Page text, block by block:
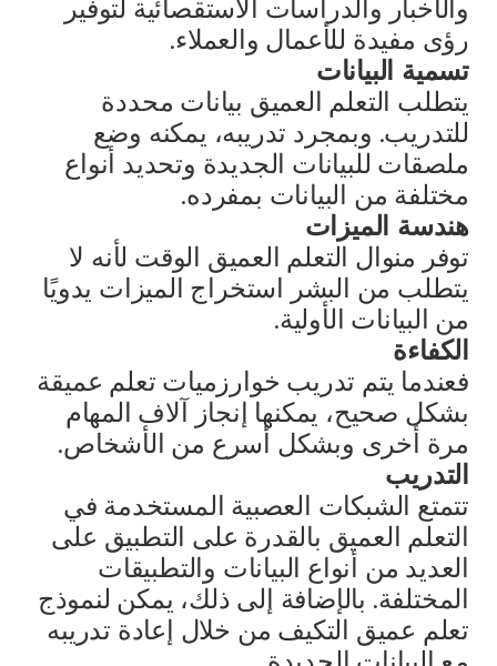
والأخبار والدراسات الاستقصائية لتوفير
رؤى مفيدة للأعمال والعملاء.
تسمية البيانات
يتطلب التعلم العميق بيانات محددة
للتدريب. وبمجرد تدريبه، يمكنه وضع
ملصقات للبيانات الجديدة وتحديد أنواع
مختلفة من البيانات بمفرده.
هندسة الميزات
توفر منوال التعلم العميق الوقت لأنه لا
يتطلب من البشر استخراج الميزات يدويًا
من البيانات الأولية.
الكفاءة
فعندما يتم تدريب خوارزميات تعلم عميقة
بشكل صحيح، يمكنها إنجاز آلاف المهام
مرة أخرى وبشكل أسرع من الأشخاص.
التدريب
تتمتع الشبكات العصبية المستخدمة في
التعلم العميق بالقدرة على التطبيق على
العديد من أنواع البيانات والتطبيقات
المختلفة. بالإضافة إلى ذلك، يمكن لنموذج
تعلم عميق التكيف من خلال إعادة تدريبه